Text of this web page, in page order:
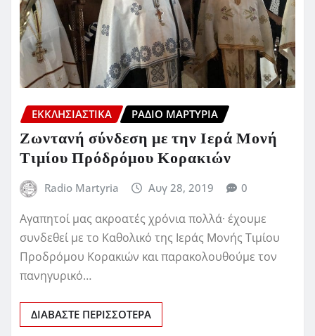
ΕΚΚΛΗΣΙΑΣΤΙΚΆ ΡΆΔΙΟ ΜΑΡΤΥΡΊΑ
Ζωντανή σύνδεση με την Ιερά Μονή
Τιμίου Πρόδρόμου Κορακιών
Radio Martyria Αυγ 28, 2019 0
Αγαπητοί μας ακροατές χρόνια πολλά· έχουμε
συνδεθεί με το Καθολικό της Ιεράς Μονής Τιμίου
Προδρόμου Κορακιών και παρακολουθούμε τον
πανηγυρικό…
ΔΙΑΒΆΣΤΕ ΠΕΡΙΣΣΌΤΕΡΑ